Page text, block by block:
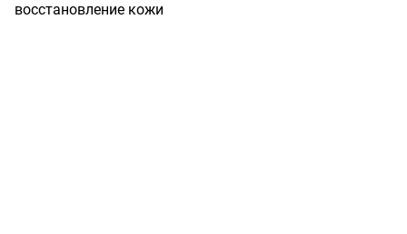
восстановление кожи